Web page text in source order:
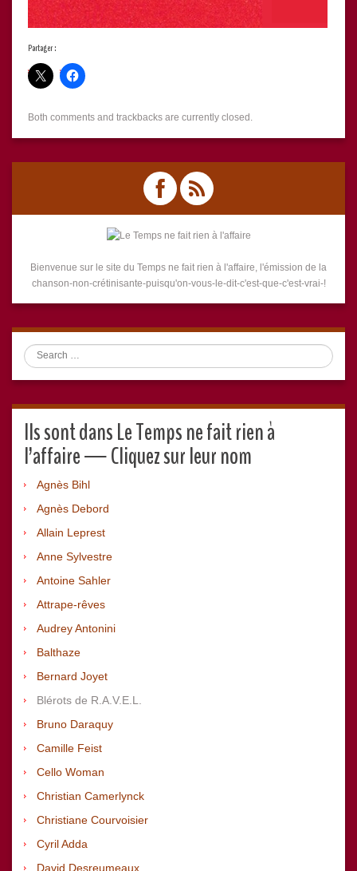
Partager :
Both comments and trackbacks are currently closed.
Bienvenue sur le site du Temps ne fait rien à l'affaire, l'émission de la
chanson-non-crétinisante-puisqu'on-vous-le-dit-c'est-que-c'est-vrai-!
Search
Ils sont dans Le Temps ne fait rien à
l’affaire — Cliquez sur leur nom
Agnès Bihl
Agnès Debord
Allain Leprest
Anne Sylvestre
Antoine Sahler
Attrape-rêves
Audrey Antonini
Balthaze
Bernard Joyet
Blérots de R.A.V.E.L.
Bruno Daraquy
Camille Feist
Cello Woman
Christian Camerlynck
Christiane Courvoisier
Cyril Adda
David Desreumeaux